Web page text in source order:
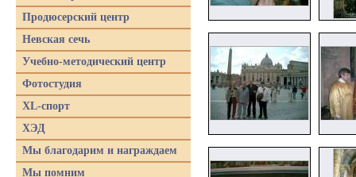
Продюсерский центр
Невская сечь
Учебно-методический центр
Фотостудия
XL-спорт
ХЭД
Мы благодарим и награждаем
Мы помним